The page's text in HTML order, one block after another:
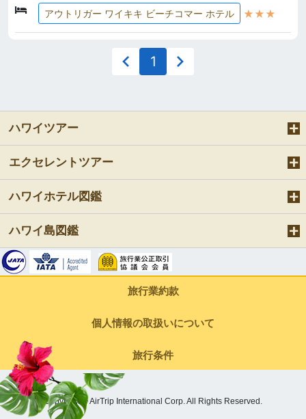
アウトリガー ワイキキ ビーチコマー ホテル ★★★
1
ハワイツアー
エクセレントツアー
ハワイホテル図鑑
ハワイ島図鑑
旅行業約款
個人情報の取扱いについて
旅行条件
Copyright © AirTrip International Corp. All Rights Reserved.